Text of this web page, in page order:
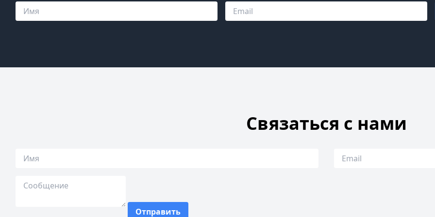
Связаться с нами
Отправить